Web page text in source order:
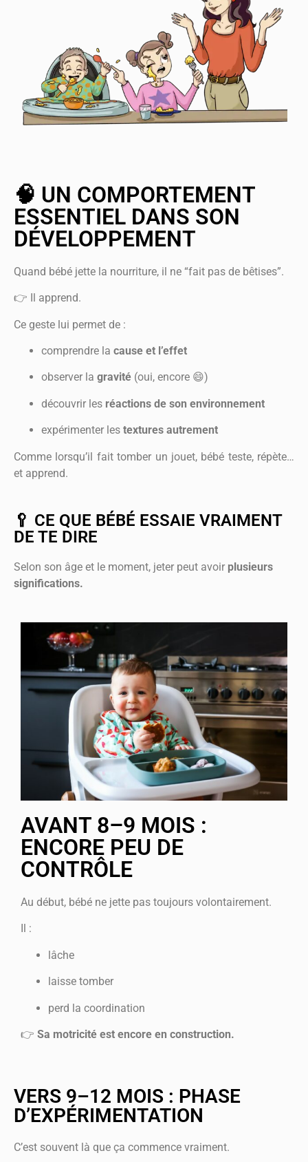
🧠 UN COMPORTEMENT
ESSENTIEL DANS SON
DÉVELOPPEMENT
Quand bébé jette la nourriture, il ne “fait pas de bêtises”.
👉 Il apprend.
Ce geste lui permet de :
comprendre la cause et l’effet
observer la gravité (oui, encore 😄)
découvrir les réactions de son environnement
expérimenter les textures autrement
Comme lorsqu’il fait tomber un jouet, bébé teste, répète…
et apprend.
🥄 CE QUE BÉBÉ ESSAIE VRAIMENT
DE TE DIRE
Selon son âge et le moment, jeter peut avoir plusieurs
significations.
AVANT 8–9 MOIS :
ENCORE PEU DE
CONTRÔLE
Au début, bébé ne jette pas toujours volontairement.
Il :
lâche
laisse tomber
perd la coordination
👉 Sa motricité est encore en construction.
VERS 9–12 MOIS : PHASE
D’EXPÉRIMENTATION
C’est souvent là que ça commence vraiment.